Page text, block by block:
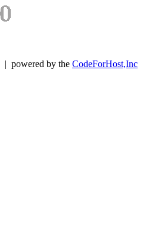
| powered by the CodeForHost,Inc